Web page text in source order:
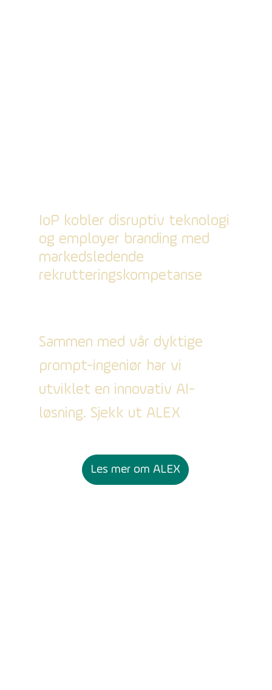
Sammen med vår dyktige
prompt-ingeniør har vi
utviklet en innovativ AI-
løsning. Sjekk ut ALEX
IoP kobler disruptiv teknologi
og employer branding med
markedsledende
rekrutteringskompetanse
Les mer om ALEX